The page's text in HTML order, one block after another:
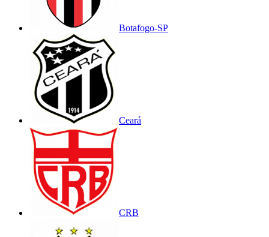
Botafogo-SP
Ceará
CRB